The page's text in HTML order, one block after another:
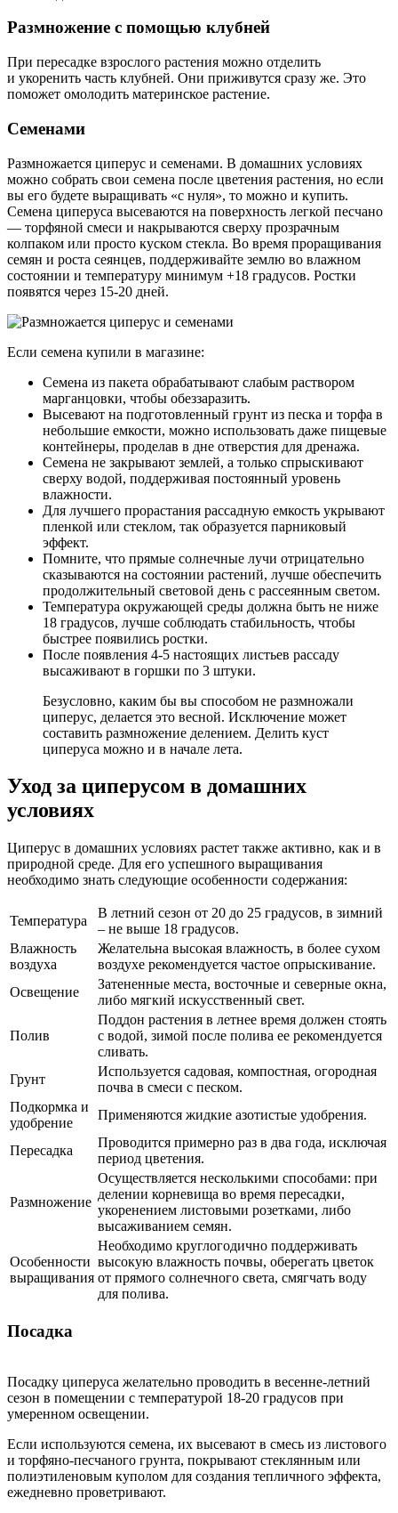
Размножение с помощью клубней
При пересадке взрослого растения можно отделить
и укоренить часть клубней. Они приживутся сразу же. Это
поможет омолодить материнское растение.
Семенами
Размножается циперус и семенами. В домашних условиях
можно собрать свои семена после цветения растения, но если
вы его будете выращивать «с нуля», то можно и купить.
Семена циперуса высеваются на поверхность легкой песчано
— торфяной смеси и накрываются сверху прозрачным
колпаком или просто куском стекла. Во время проращивания
семян и роста сеянцев, поддерживайте землю во влажном
состоянии и температуру минимум +18 градусов. Ростки
появятся через 15-20 дней.
Если семена купили в магазине:
Семена из пакета обрабатывают слабым раствором
марганцовки, чтобы обеззаразить.
Высевают на подготовленный грунт из песка и торфа в
небольшие емкости, можно использовать даже пищевые
контейнеры, проделав в дне отверстия для дренажа.
Семена не закрывают землей, а только спрыскивают
сверху водой, поддерживая постоянный уровень
влажности.
Для лучшего прорастания рассадную емкость укрывают
пленкой или стеклом, так образуется парниковый
эффект.
Помните, что прямые солнечные лучи отрицательно
сказываются на состоянии растений, лучше обеспечить
продолжительный световой день с рассеянным светом.
Температура окружающей среды должна быть не ниже
18 градусов, лучше соблюдать стабильность, чтобы
быстрее появились ростки.
После появления 4-5 настоящих листьев рассаду
высаживают в горшки по 3 штуки.
Безусловно, каким бы вы способом не размножали
циперус, делается это весной. Исключение может
составить размножение делением. Делить куст
циперуса можно и в начале лета.
Уход за циперусом в домашних
условиях
Циперус в домашних условиях растет также активно, как и в
природной среде. Для его успешного выращивания
необходимо знать следующие особенности содержания:
Температура
В летний сезон от 20 до 25 градусов, в зимний
– не выше 18 градусов.
Влажность
воздуха
Желательна высокая влажность, в более сухом
воздухе рекомендуется частое опрыскивание.
Освещение
Затененные места, восточные и северные окна,
либо мягкий искусственный свет.
Полив
Поддон растения в летнее время должен стоять
с водой, зимой после полива ее рекомендуется
сливать.
Грунт
Используется садовая, компостная, огородная
почва в смеси с песком.
Подкормка и
удобрение
Применяются жидкие азотистые удобрения.
Пересадка
Проводится примерно раз в два года, исключая
период цветения.
Размножение
Осуществляется несколькими способами: при
делении корневища во время пересадки,
укоренением листовыми розетками, либо
высаживанием семян.
Особенности
выращивания
Необходимо круглогодично поддерживать
высокую влажность почвы, оберегать цветок
от прямого солнечного света, смягчать воду
для полива.
Посадка
Посадку циперуса желательно проводить в весенне-летний
сезон в помещении с температурой 18-20 градусов при
умеренном освещении.
Если используются семена, их высевают в смесь из листового
и торфяно-песчаного грунта, покрывают стеклянным или
полиэтиленовым куполом для создания тепличного эффекта,
ежедневно проветривают.